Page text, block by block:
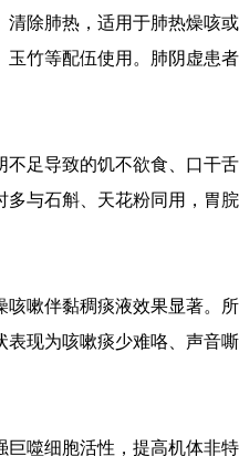
清除肺热，适用于肺热燥咳
竹等配伍使用。肺阴虚患
不足导致的饥不欲食、口干
与石斛、天花粉同用，胃
咳嗽伴黏稠痰液效果显著。
现为咳嗽痰少难咯、声音
巨噬细胞活性，提高机体非